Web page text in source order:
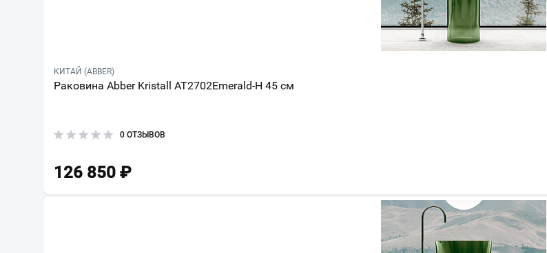
КИТАЙ (ABBER)
Раковина Abber Kristall AT2702Emerald-H 45 см
0 ОТЗЫВОВ
126 850 ₽
Мурманск